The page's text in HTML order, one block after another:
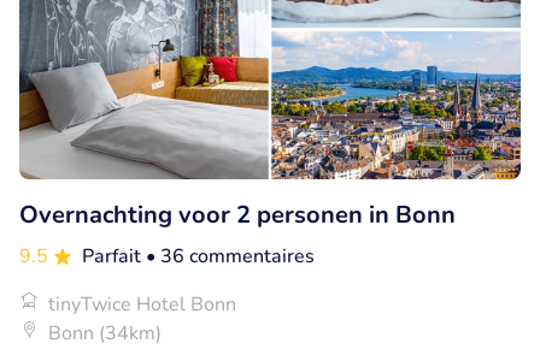
Overnachting voor 2 personen in Bonn
9.5 Parfait • 36 commentaires
tinyTwice Hotel Bonn
Bonn (34km)